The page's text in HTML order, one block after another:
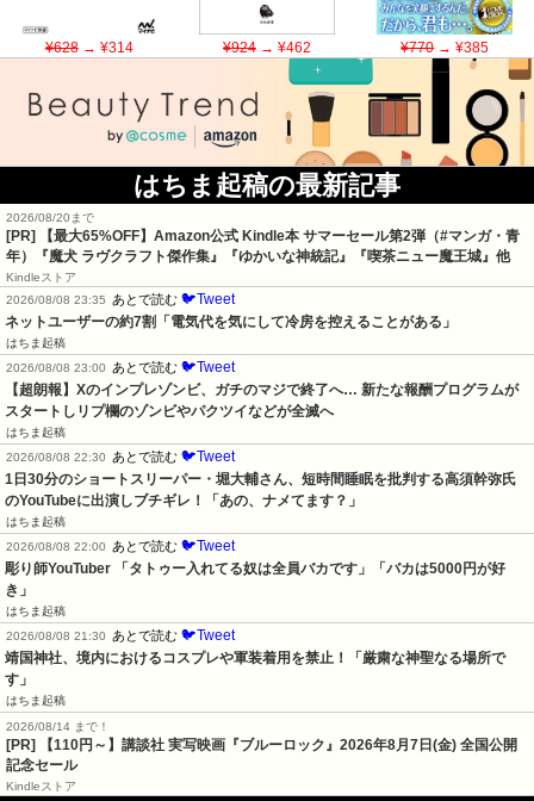
¥628→ ¥314 ¥924→ ¥462 ¥770→ ¥385
はちま起稿の最新記事
2026/08/20まで
[PR]
【最大65%OFF】Amazon公式 Kindle本 サマーセール第2弾（#マンガ・青
年）『魔犬 ラヴクラフト傑作集』『ゆかいな神統記』『喫茶ニュー魔王城』他
Kindleストア
2026/08/08 23:35
あとで読む 🐦Tweet
ネットユーザーの約7割「電気代を気にして冷房を控えることがある」
はちま起稿
2026/08/08 23:00
あとで読む 🐦Tweet
【超朗報】Xのインプレゾンビ、ガチのマジで終了へ… 新たな報酬プログラムが
スタートしリプ欄のゾンビやパクツイなどが全滅へ
はちま起稿
2026/08/08 22:30
あとで読む 🐦Tweet
1日30分のショートスリーパー・堀大輔さん、短時間睡眠を批判する高須幹弥氏
のYouTubeに出演しブチギレ！「あの、ナメてます？」
はちま起稿
2026/08/08 22:00
あとで読む 🐦Tweet
彫り師YouTuber 「タトゥー入れてる奴は全員バカです」「バカは5000円が好
き」
はちま起稿
2026/08/08 21:30
あとで読む 🐦Tweet
靖国神社、境内におけるコスプレや軍装着用を禁止！「厳粛な神聖なる場所で
す」
はちま起稿
2026/08/14 まで！
[PR]
【110円～】講談社 実写映画『ブルーロック』2026年8月7日(金) 全国公開
記念セール
Kindleストア